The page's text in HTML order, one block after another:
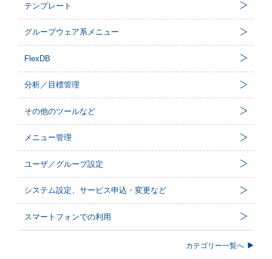
テンプレート
グループウェア系メニュー
FlexDB
分析／目標管理
その他のツールなど
メニュー管理
ユーザ／グループ設定
システム設定、サービス申込・変更など
スマートフォンでの利用
カテゴリー一覧へ